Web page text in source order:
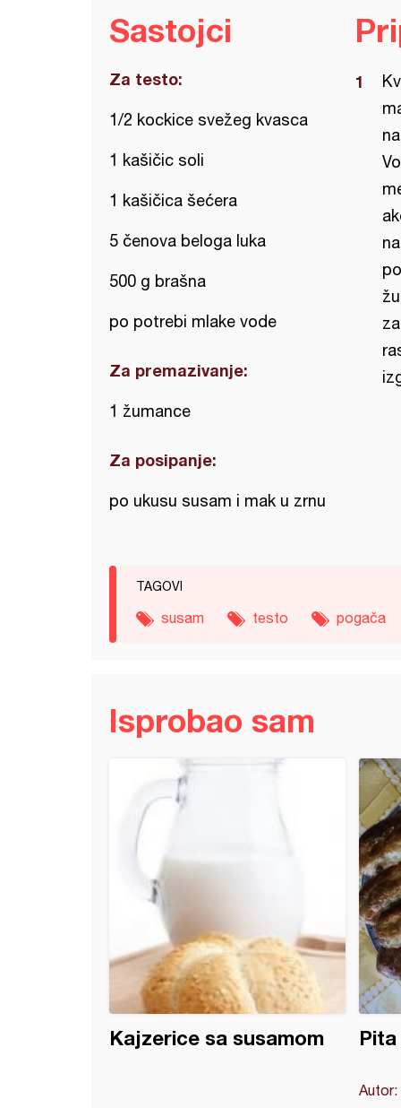
Sastojci
Za testo:
1/2 kockice svežeg kvasca
1 kašičic soli
1 kašičica šećera
5 čenova beloga luka
500 g brašna
po potrebi mlake vode
Za premazivanje:
1 žumance
Za posipanje:
po ukusu susam i mak u zrnu
TAGOVI
susam testo pogača
Isprobao sam
Kajzerice sa susamom
Autor: